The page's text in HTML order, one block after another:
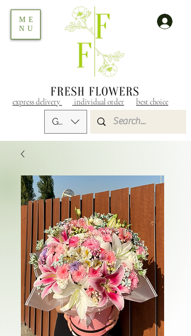
GEL (GEL)
express delivery individual order best choice
ME
NU